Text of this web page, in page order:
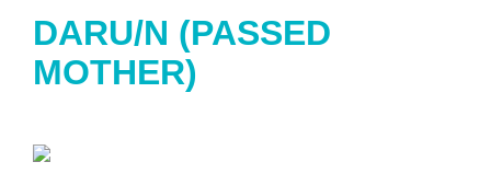
DARU/N (PASSED
MOTHER)